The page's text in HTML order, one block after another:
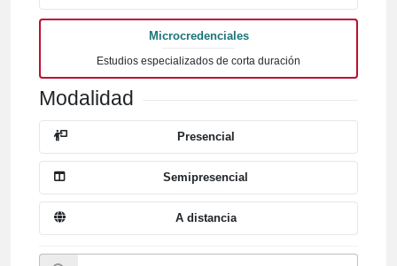
Microcredenciales
Estudios especializados de corta duración
Modalidad
Presencial
Semipresencial
A distancia